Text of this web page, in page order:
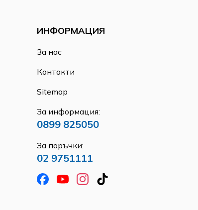
ИНФОРМАЦИЯ
За нас
Контакти
Sitemap
За информация:
0899 825050
За поръчки:
02 9751111